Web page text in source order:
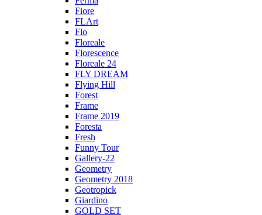
Fiore
FLArt
Flo
Floreale
Florescence
Floreale 24
FLY DREAM
Flying Hill
Forest
Frame
Frame 2019
Foresta
Fresh
Funny Tour
Gallery-22
Geometry
Geometry 2018
Geotropick
Giardino
GOLD SET